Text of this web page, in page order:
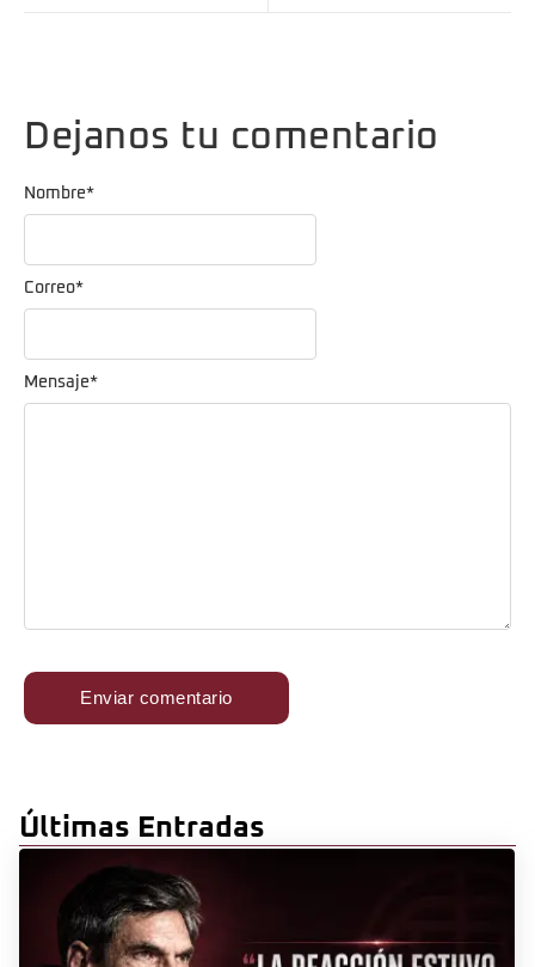
Dejanos tu comentario
Mensaje*
Nombre*
Correo*
Últimas Entradas